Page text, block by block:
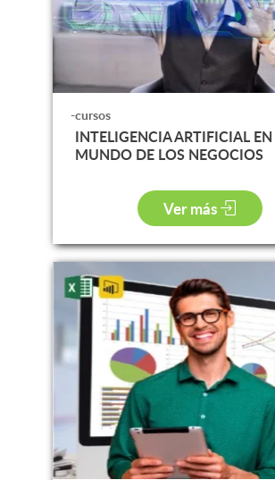
-cursos
INTELIGENCIA ARTIFICIAL EN
MUNDO DE LOS NEGOCIOS
Ver más